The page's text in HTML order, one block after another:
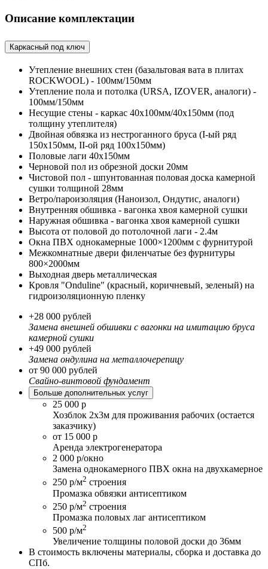
Описание комплектации
Каркасный под ключ
Утепление внешних стен (базальтовая вата в плитах
ROCKWOOL) - 100мм/150мм
Утепление пола и потолка (URSA, IZOVER, аналоги) -
100мм/150мм
Несущие стены - каркас 40х100мм/40х150мм (под
толщину утеплителя)
Двойная обвязка из нестроганного бруса (I-ый ряд
150х150мм, II-ой ряд 100х150мм)
Половые лаги 40х150мм
Черновой пол из обрезной доски 20мм
Чистовой пол - шпунтованная половая доска камерной
сушки толщиной 28мм
Ветро/пароизоляция (Наноизол, Ондутис, аналоги)
Внутренняя обшивка - вагонка хвоя камерной сушки
Наружная обшивка - вагонка хвоя камерной сушки
Высота от половой до потолочной лаги - 2.4м
Окна ПВХ однокамерные 1000×1200мм с фурнитурой
Межкомнатные двери филенчатые без фурнитуры
800×2000мм
Выходная дверь металлическая
Кровля "Onduline" (красный, коричневый, зеленый) на
гидроизоляционную пленку
+28 000 рублей
Замена внешней обшивки с вагонки на имитацию бруса
камерной сушки
+49 000 рублей
Замена ондулина на металлочерепицу
от 90 000 рублей
Свайно-винтовой фундамент
Больше дополнительных услуг
25 000 р
Хозблок 2х3м для проживания рабочих (остается
заказчику)
от 15 000 р
Аренда электрогенератора
2 000 р/окно
Замена однокамерного ПВХ окна на двухкамерное
250 р/м2 строения
Промазка обвязки антисептиком
250 р/м2 строения
Промазка половых лаг антисептиком
500 р/м2
Увеличение толщины половой доски до 36мм
В стоимость включены материалы, сборка и доставка до
СПб.